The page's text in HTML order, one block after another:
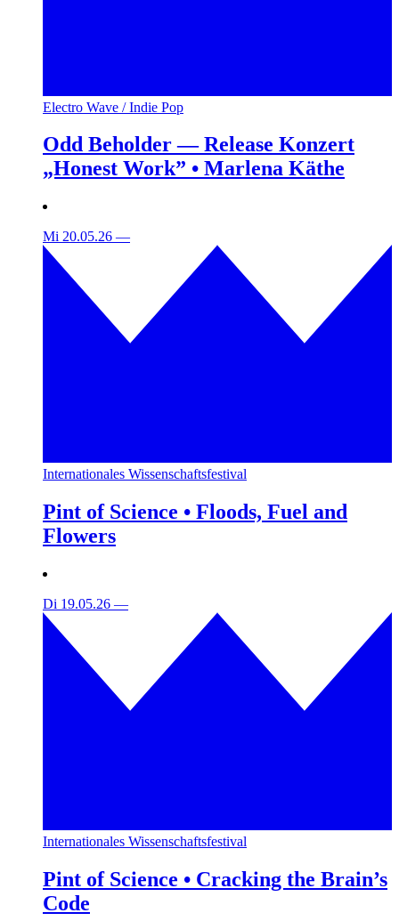
Electro Wave / Indie Pop
Odd Beholder — Release Konzert
„Honest Work” • Marlena Käthe
Mi 20.05.26 —
Internationales Wissenschaftsfestival
Pint of Science • Floods, Fuel and
Flowers
Di 19.05.26 —
Internationales Wissenschaftsfestival
Pint of Science • Cracking the Brain’s
Code